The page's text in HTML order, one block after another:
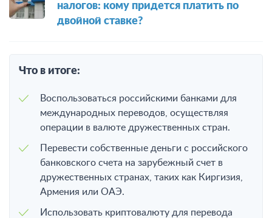
налогов: кому придется платить по
двойной ставке?
Что в итоге:
Воспользоваться российскими банками для
международных переводов, осуществляя
операции в валюте дружественных стран.
Перевести собственные деньги с российского
банковского счета на зарубежный счет в
дружественных странах, таких как Киргизия,
Армения или ОАЭ.
Использовать криптовалюту для перевода